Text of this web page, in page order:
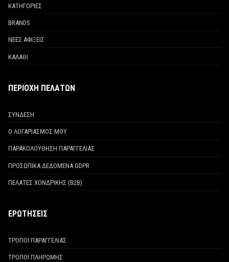
ΚΑΤΗΓΟΡΙΕΣ
BRANDS
ΝΕΕΣ ΑΦΙΞΕΙΣ
ΚΑΛΑΘΙ
ΠΕΡΙΟΧΗ ΠΕΛΑΤΩΝ
ΣΥΝΔΕΣΗ
Ο ΛΟΓΑΡΙΑΣΜΟΣ ΜΟΥ
ΠΑΡΑΚΟΛΟΥΘΗΣΗ ΠΑΡΑΓΓΕΛΙΑΣ
ΠΡΟΣΩΠΙΚΑ ΔΕΔΟΜΕΝΑ GDPR
ΠΕΛΑΤΕΣ ΧΟΝΔΡΙΚΗΣ (Β2Β)
ΕΡΩΤΗΣΕΙΣ
ΤΡΟΠΟΙ ΠΑΡΑΓΓΕΛΙΑΣ
ΤΡΟΠΟΙ ΠΛΗΡΩΜΗΣ